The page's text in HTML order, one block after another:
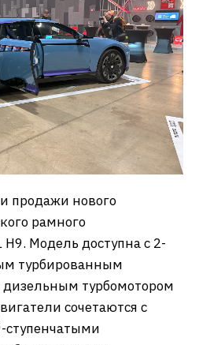
продажи нового
рамного
Модель доступна с 2-
турбированным
турбомотором
сочетаются с
ступенчатыми